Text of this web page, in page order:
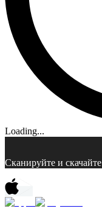
Loading...
Сканируйте и скачайте